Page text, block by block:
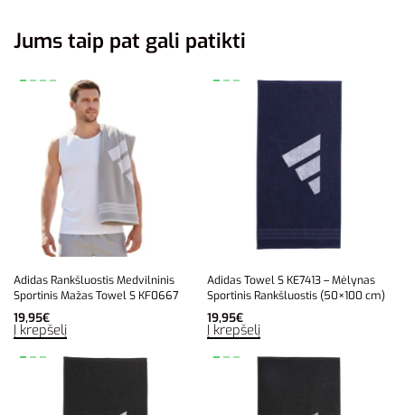
Jums taip pat gali patikti
Adidas Rankšluostis Medvilninis
Sportinis Mažas Towel S KF0667
19,95€
Į krepšelį
Adidas Towel S KE7413 – Mėlynas
Sportinis Rankšluostis (50×100 cm)
19,95€
Į krepšelį